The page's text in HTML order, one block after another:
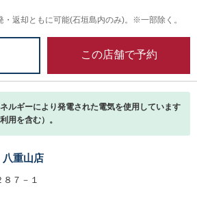
・返却ともに可能(石垣島内のみ)。※一部除く。
この店舗で予約
ルギーにより発電された電気を使用しています
用を含む）。
八重山店
７－１